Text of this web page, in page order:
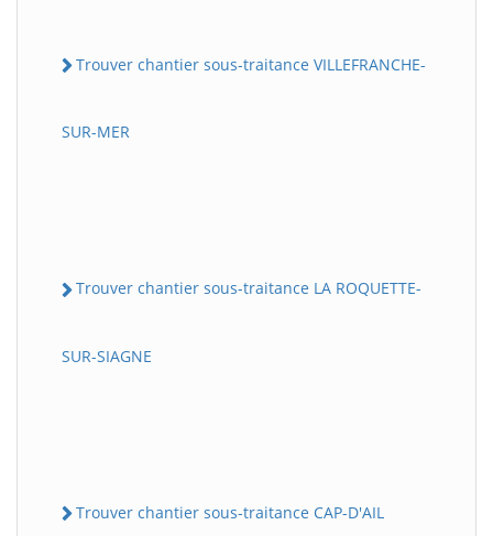
Trouver chantier sous-traitance VILLEFRANCHE-
SUR-MER
Trouver chantier sous-traitance LA ROQUETTE-
SUR-SIAGNE
Trouver chantier sous-traitance CAP-D'AIL